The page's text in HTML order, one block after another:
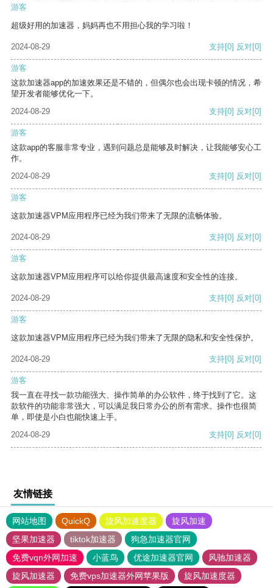
游客
超级好用的加速器，妈妈再也不用担心我的学习啦！
2024-08-29 支持[0] 反对[0]
游客
这款加速器app的加速效果还是不错的，但偶尔也会出现卡顿的情况，希
望开发者能够优化一下。
2024-08-29
支持[0] 反对[0]
游客
这款app的客服非常专业，遇到问题总是能够及时解决，让我能够安心工
作。
2024-08-29
支持[0] 反对[0]
游客
这款加速器VPM应用程序已经为我们带来了无限的流畅体验。
2024-08-29 支持[0] 反对[0]
游客
这款加速器VPM应用程序可以给你提供最高速度和安全性的连接。
2024-08-29 支持[0] 反对[0]
游客
这款加速器VPM应用程序已经为我们带来了无限的隐私和安全性保护。
2024-08-29 支持[0] 反对[0]
游客
我一直在寻找一款功能强大、操作简单的办公软件，终于找到了它。这
款软件的功能非常强大，可以满足我日常办公的所有需求。操作也很简
单，即使是小白也能快速上手。
2024-08-29
支持[0] 反对[0]
友情链接
网站地图 QuickQ 旋风加速度器
旋风加速
坚果加速器
tiktok加速器
狗急加速器官网
免费vqn外网加速
小蓝鸟 优途加速器官网
风驰加速器
旋风加速器
免费vps加速器外网苹果版 旋风加速度器